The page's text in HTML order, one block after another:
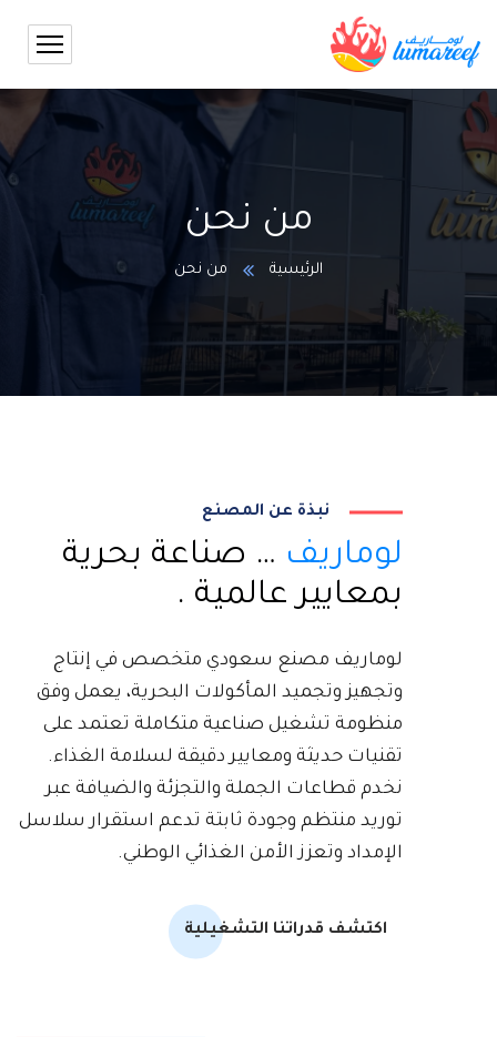
من نحن
الرئيسية من نحن
نبذة عن المصنع
لوماريف … صناعة بحرية
بمعايير عالمية .
لوماريف مصنع سعودي متخصص في إنتاج
وتجهيز وتجميد المأكولات البحرية، يعمل وفق
منظومة تشغيل صناعية متكاملة تعتمد على
تقنيات حديثة ومعايير دقيقة لسلامة الغذاء.
نخدم قطاعات الجملة والتجزئة والضيافة عبر
توريد منتظم وجودة ثابتة تدعم استقرار سلاسل
الإمداد وتعزز الأمن الغذائي الوطني.
اكتشف قدراتنا التشغيلية